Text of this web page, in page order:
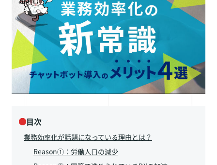
目次
業務効率化が話題になっている理由とは？
Reason①：労働人口の減少